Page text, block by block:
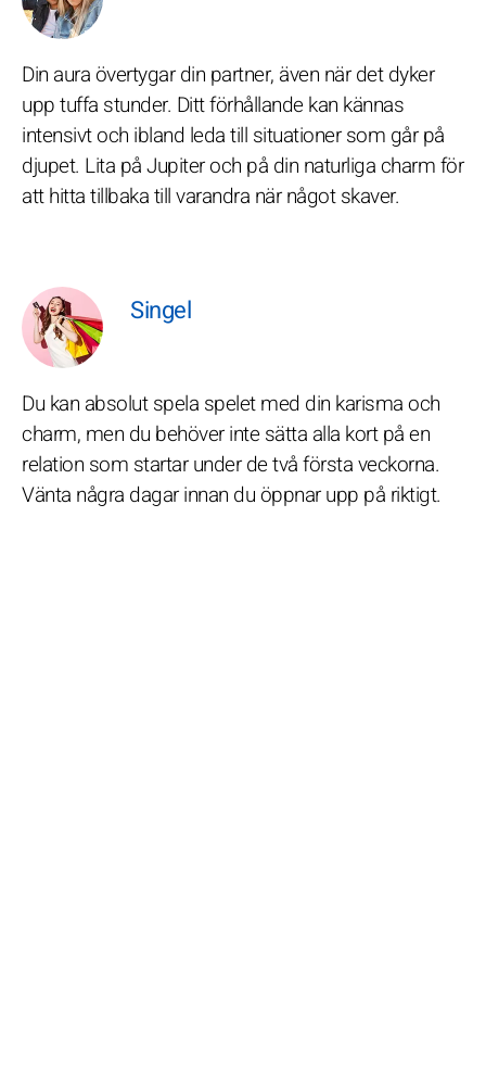
Din aura övertygar din partner, även när det dyker
upp tuffa stunder. Ditt förhållande kan kännas
intensivt och ibland leda till situationer som går på
djupet. Lita på Jupiter och på din naturliga charm för
att hitta tillbaka till varandra när något skaver.
Singel
Du kan absolut spela spelet med din karisma och
charm, men du behöver inte sätta alla kort på en
relation som startar under de två första veckorna.
Vänta några dagar innan du öppnar upp på riktigt.